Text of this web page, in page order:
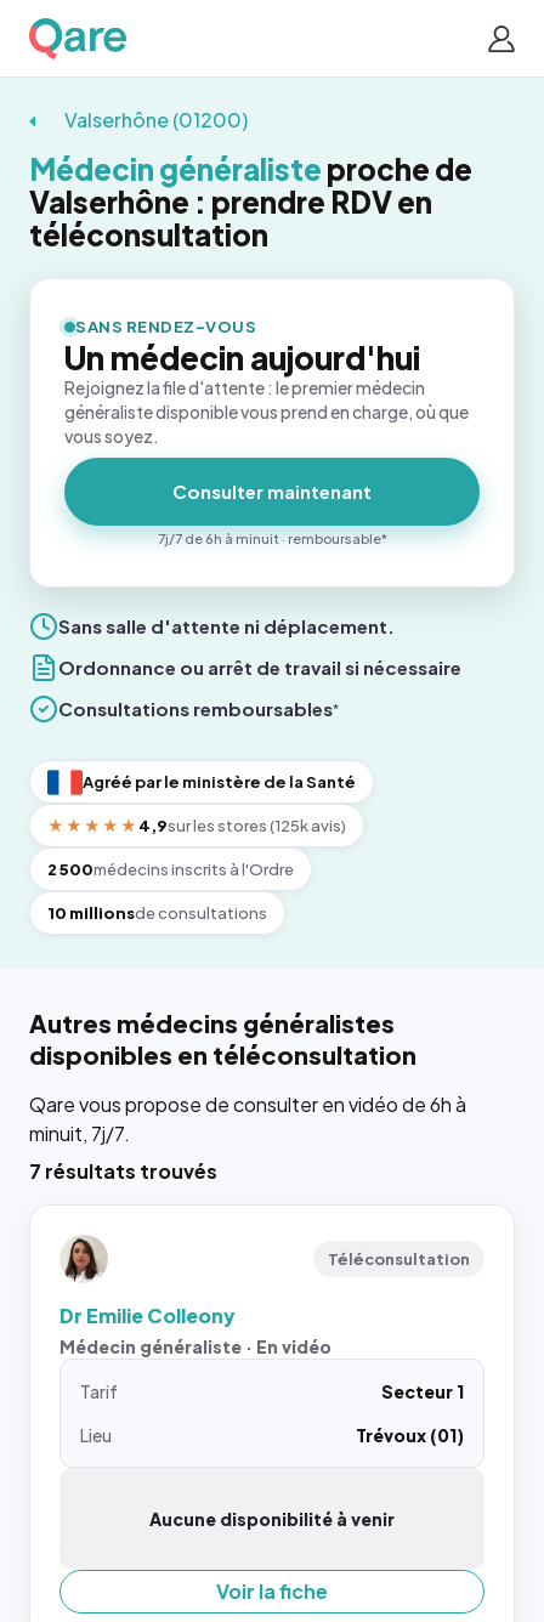
Valserhône (01200)
Médecin généraliste proche de
Valserhône : prendre RDV en
téléconsultation
Sans salle d'attente ni déplacement.
Ordonnance ou arrêt de travail si nécessaire
Consultations remboursables*
Agréé par le ministère de la Santé
★★★★★ 4,9sur les stores (125k avis)
2 500médecins inscrits à l'Ordre
10 millionsde consultations
SANS RENDEZ-VOUS
Un médecin aujourd'hui
Rejoignez la file d'attente : le premier médecin
généraliste disponible vous prend en charge, où que
vous soyez.
Consulter maintenant
7j/7 de 6h à minuit · remboursable*
Autres médecins généralistes
disponibles en téléconsultation
Qare vous propose de consulter en vidéo de 6h à
minuit, 7j/7.
7 résultats trouvés
Téléconsultation
Dr Emilie Colleony
Médecin généraliste · En vidéo
Tarif
Secteur 1
Lieu
Trévoux (01)
Aucune disponibilité à venir
Voir la fiche